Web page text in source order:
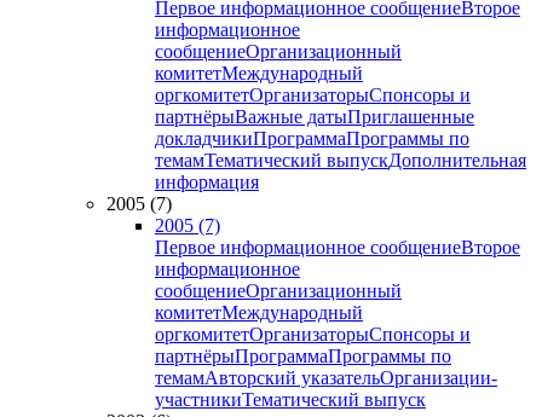
Первое информационное сообщениеВторое
информационное
сообщениеОрганизационный
комитетМеждународный
оргкомитетОрганизаторыСпонсоры и
партнёрыВажные датыПриглашенные
докладчикиПрограммаПрограммы по
темамТематический выпускДополнительная
информация
2005 (7)
2005 (7)
Первое информационное сообщениеВторое
информационное
сообщениеОрганизационный
комитетМеждународный
оргкомитетОрганизаторыСпонсоры и
партнёрыПрограммаПрограммы по
темамАвторский указательОрганизации-
участникиТематический выпуск